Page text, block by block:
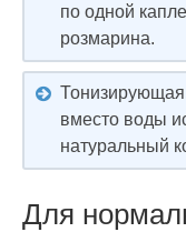
по одной
розмарина.
вместо воды
натуральный
Для